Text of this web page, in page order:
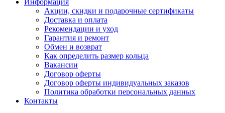
Акции, скидки и подарочные сертификаты
Доставка и оплата
Рекомендации и уход
Гарантия и ремонт
Обмен и возврат
Как определить размер кольца
Вакансии
Договор оферты
Договор оферты индивидуальных заказов
Политика обработки персональных данных
Контакты